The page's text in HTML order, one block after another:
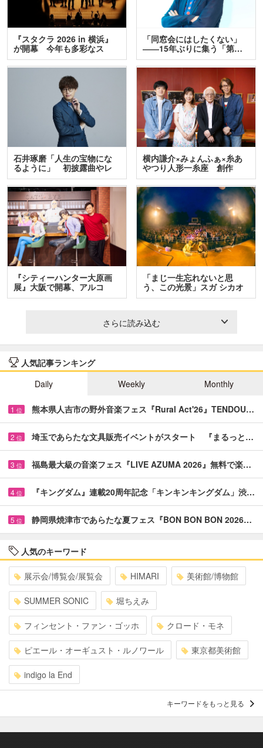
『スタクラ 2026 in 横浜』
が開幕 今年も多彩なス
テ…
「同窓会にはしたくない」
――15年ぶりに集う「第…
石井琢磨「人生の宝物にな
るように」 初披露曲やレ
ア…
横内謙介×みょんふぁ×糸あ
やつり人形一糸座 創作
人…
『シティーハンター大原画
展』大阪で開幕、アルコ
＆…
「まじ一生忘れないと思
う、この光景」スガ シカオ
と…
さらに読み込む
人気記事ランキング
Daily
Weekly Monthly
1 位 熊本県人吉市の野外音楽フェス『Rural Act'26』TENDOU…
2 位 埼玉であらたな文具販売イベントがスタート 『まるっと…
3 位 福島最大級の音楽フェス『LIVE AZUMA 2026』無料で楽…
4 位 『キングダム』連載20周年記念「キンキンキングダム」渋…
5 位 静岡県焼津市であらたな夏フェス『BON BON BON 2026…
人気のキーワード
展示会/博覧会/展覧会 HIMARI 美術館/博物館
SUMMER SONIC 堀ちえみ
フィンセント・ファン・ゴッホ クロード・モネ
ピエール・オーギュスト・ルノワール 東京都美術館
indigo la End
キーワードをもっと見る